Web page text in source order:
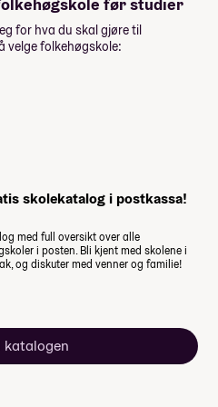
5 000,-
frivillig studietur
5 000,-
-92 928,-
stipend
vedtas av
det.
selv
for hva du skal gjøre til
velge folkehøgskole:
skolekatalog i postkassa!
med full oversikt over alle
i posten. Bli kjent med skolene i
og diskuter med venner og familie!
katalogen